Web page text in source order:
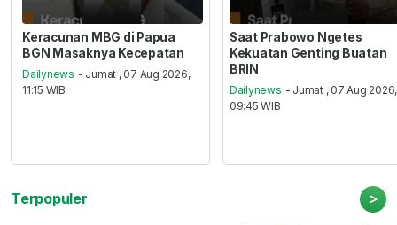
Keracunan MBG di Papua
BGN Masaknya Kecepatan
Dailynews - Jumat , 07 Aug 2026,
11:15 WIB
Saat Prabowo Ngetes
Kekuatan Genting Buatan
BRIN
Dailynews - Jumat , 07 Aug 2026,
09:45 WIB
Terpopuler >